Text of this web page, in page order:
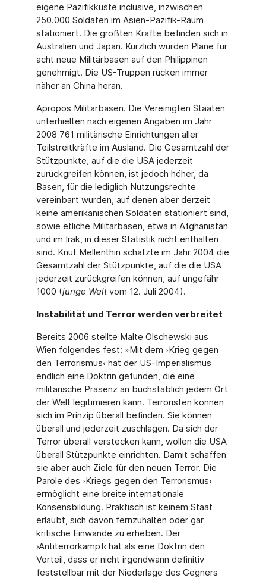
eigene Pazifikküste inclusive, inzwischen
250.000 Soldaten im Asien-Pazifik-Raum
stationiert. Die größten Kräfte befinden sich in
Australien und Japan. Kürzlich wurden Pläne für
acht neue Militärbasen auf den Philippinen
genehmigt. Die US-Truppen rücken immer
näher an China heran.
Apropos Militärbasen. Die Vereinigten Staaten
unterhielten nach eigenen Angaben im Jahr
2008 761 militärische Einrichtungen aller
Teilstreitkräfte im Ausland. Die Gesamtzahl der
Stützpunkte, auf die die USA jederzeit
zurückgreifen können, ist jedoch höher, da
Basen, für die lediglich Nutzungsrechte
vereinbart wurden, auf denen aber derzeit
keine amerikanischen Soldaten stationiert sind,
sowie etliche Militärbasen, etwa in Afghanistan
und im Irak, in dieser Statistik nicht enthalten
sind. Knut Mellenthin schätzte im Jahr 2004 die
Gesamtzahl der Stützpunkte, auf die die USA
jederzeit zurückgreifen können, auf ungefähr
1000 (junge Weltvom 12. Juli 2004).
Instabilität und Terror werden verbreitet
Bereits 2006 stellte Malte Olschewski aus
Wien folgendes fest: »Mit dem ›Krieg gegen
den Terrorismus‹ hat der US-Imperialismus
endlich eine Doktrin gefunden, die eine
militärische Präsenz an buchstäblich jedem Ort
der Welt legitimieren kann. Terroristen können
sich im Prinzip überall befinden. Sie können
überall und jederzeit zuschlagen. Da sich der
Terror überall verstecken kann, wollen die USA
überall Stützpunkte einrichten. Damit schaffen
sie aber auch Ziele für den neuen Terror. Die
Parole des ›Kriegs gegen den Terrorismus‹
ermöglicht eine breite internationale
Konsensbildung. Praktisch ist keinem Staat
erlaubt, sich davon fernzuhalten oder gar
kritische Einwände zu erheben. Der
›Antiterrorkampf‹ hat als eine Doktrin den
Vorteil, dass er nicht irgendwann definitiv
feststellbar mit der Niederlage des Gegners